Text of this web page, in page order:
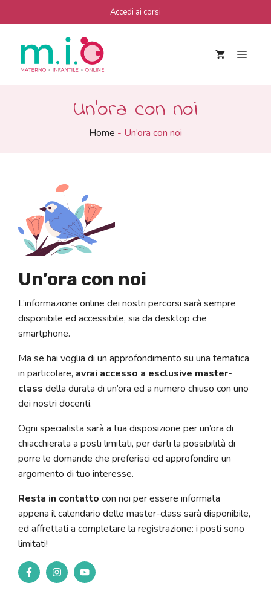
al
Accedi ai corsi
Un’ora con noi
Home - Un’ora con noi
Un’ora con noi
L’informazione online dei nostri percorsi sarà sempre
disponibile ed accessibile, sia da desktop che
smartphone.
Ma se hai voglia di un approfondimento su una tematica
in particolare, avrai accesso a esclusive master-
class della durata di un’ora ed a numero chiuso con uno
dei nostri docenti.
Ogni specialista sarà a tua disposizione per un’ora di
chiacchierata a posti limitati, per darti la possibilità di
porre le domande che preferisci ed approfondire un
argomento di tuo interesse.
Resta in contatto con noi per essere informata
appena il calendario delle master-class sarà disponibile,
ed affrettati a completare la registrazione: i posti sono
limitati!